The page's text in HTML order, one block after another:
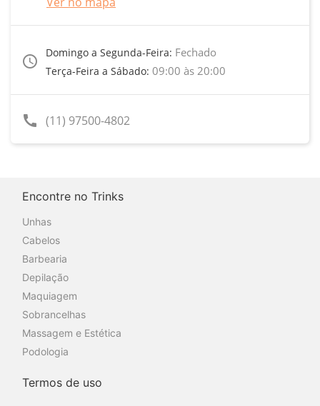
access_time
Domingo a Segunda-Feira: Fechado
Terça-Feira a Sábado: 09:00 às 20:00
call (11) 97500-4802
Encontre no Trinks
Unhas
Cabelos
Barbearia
Depilação
Maquiagem
Sobrancelhas
Massagem e Estética
Podologia
Termos de uso